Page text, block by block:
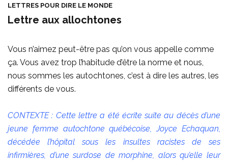
LETTRES POUR DIRE LE MONDE
Lettre aux allochtones
Vous n’aimez peut-être pas qu’on vous appelle comme
ça. Vous avez trop l’habitude d’être la norme et nous,
nous sommes les autochtones, c’est à dire les autres, les
différents de vous.
CONTEXTE : Cette lettre a été écrite suite au décès d’une
jeune femme autochtone québécoise, Joyce Echaquan,
décédée l’hôpital sous les insultes racistes de ses
infirmières, d’une surdose de morphine, alors qu’elle leur